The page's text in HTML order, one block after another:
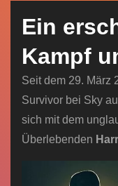
Ein
Kampf
Seit dem 29. März
Survivor bei Sky
sich mit dem
Überlebenden